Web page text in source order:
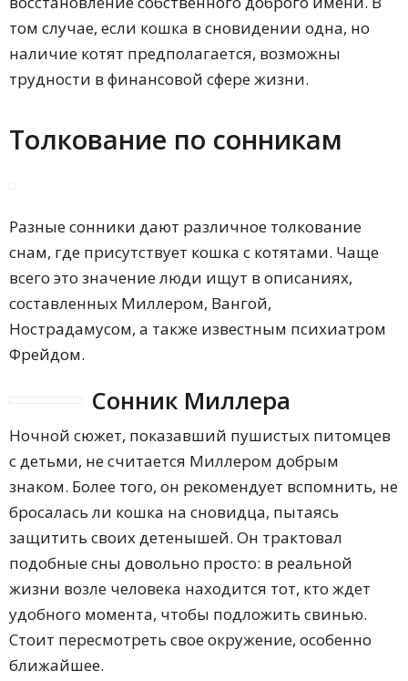
том случае, если кошка в сновидении одна, но
наличие котят предполагается, возможны
трудности в финансовой сфере жизни.
Толкование по сонникам
Разные сонники дают различное толкование
снам, где присутствует кошка с котятами. Чаще
всего это значение люди ищут в описаниях,
составленных Миллером, Вангой,
Нострадамусом, а также известным психиатром
Фрейдом.
Сонник Миллера
Ночной сюжет, показавший пушистых питомцев
с детьми, не считается Миллером добрым
знаком. Более того, он рекомендует вспомнить, не
бросалась ли кошка на сновидца, пытаясь
защитить своих детенышей. Он трактовал
подобные сны довольно просто: в реальной
жизни возле человека находится тот, кто ждет
удобного момента, чтобы подложить свинью.
Стоит пересмотреть свое окружение, особенно
ближайшее.